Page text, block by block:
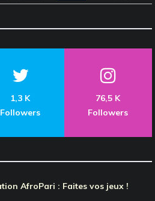
1,3 K
Followers
76,5 K
Followers
AfroPari : Faites vos jeux !